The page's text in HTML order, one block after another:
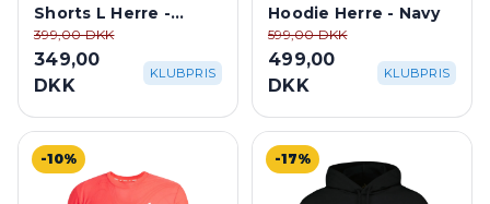
Shorts L Herre -
White
399,00 DKK
349,00
DKK
KLUBPRIS
Hoodie Herre - Navy
599,00 DKK
499,00
DKK
KLUBPRIS
-10% -17%